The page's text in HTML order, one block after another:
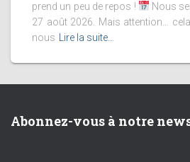
prend un peu de repos !
Nous
27 août 2026. Mais attention…
nous
Lire la suite…
Abonnez-vous à notre